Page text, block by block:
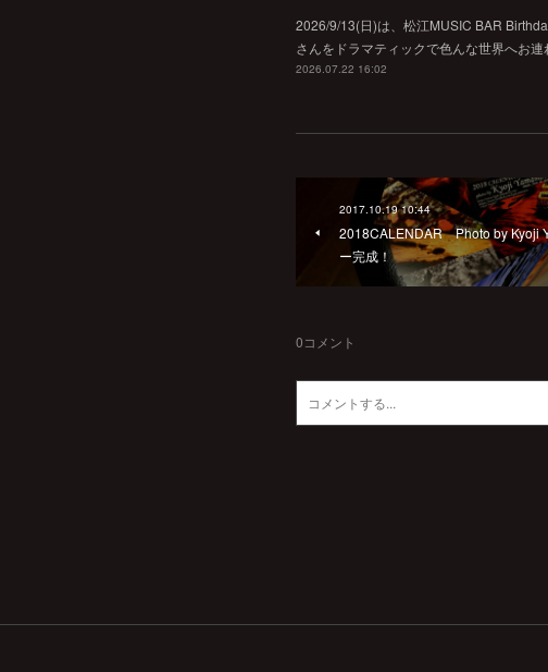
2026/9/13(日)は、松江MUSIC BAR
さんをドラマティックで色んな世界へお
2026.07.22 16:02
2017.10.19 10:44
2018CALENDAR Photo by Kyoji
ー完成！
0コメント